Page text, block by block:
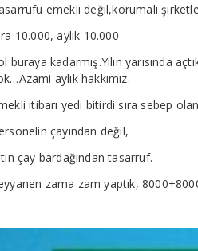
emekli değil,korumalı
10.000, aylık 10.000
buraya kadarmış.Yılın yarısında
aylık hakkımız.
itibarı yedi bitirdi sıra sebep
çayından değil,
çay bardağından tasarruf.
zama zam yaptık,